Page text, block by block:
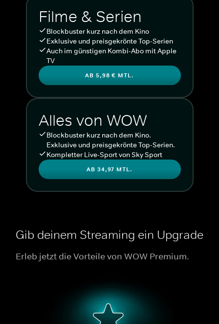
Filme & Serien
Blockbuster kurz nach dem Kino
Exklusive und preisgekrönte Top-Serien
Auch im günstigen Kombi-Abo mit Apple
TV
AB 5,98 € MTL.
Alles von WOW
Blockbuster kurz nach dem Kino.
Exklusive und preisgekrönte Top-Serien.
Kompletter Live-Sport von Sky Sport
AB 34,97 MTL.
Gib deinem Streaming ein Upgrade
Erleb jetzt die Vorteile von WOW Premium.